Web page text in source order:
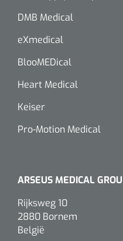
Watten
Verbandhaakjes
DMB Medical
eXmedical
BlooMEDical
Heart Medical
Keiser
Pro-Motion Medical
ARSEUS MEDICAL
Rijksweg 10
2880 Bornem
België